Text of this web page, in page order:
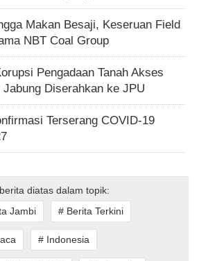
Makan Besaji, Keseruan Field
NBT Coal Group
Pengadaan Tanah Akses
Jabung Diserahkan ke JPU
Terserang COVID-19
diatas dalam topik:
Jambi # Berita Terkini
# Indonesia